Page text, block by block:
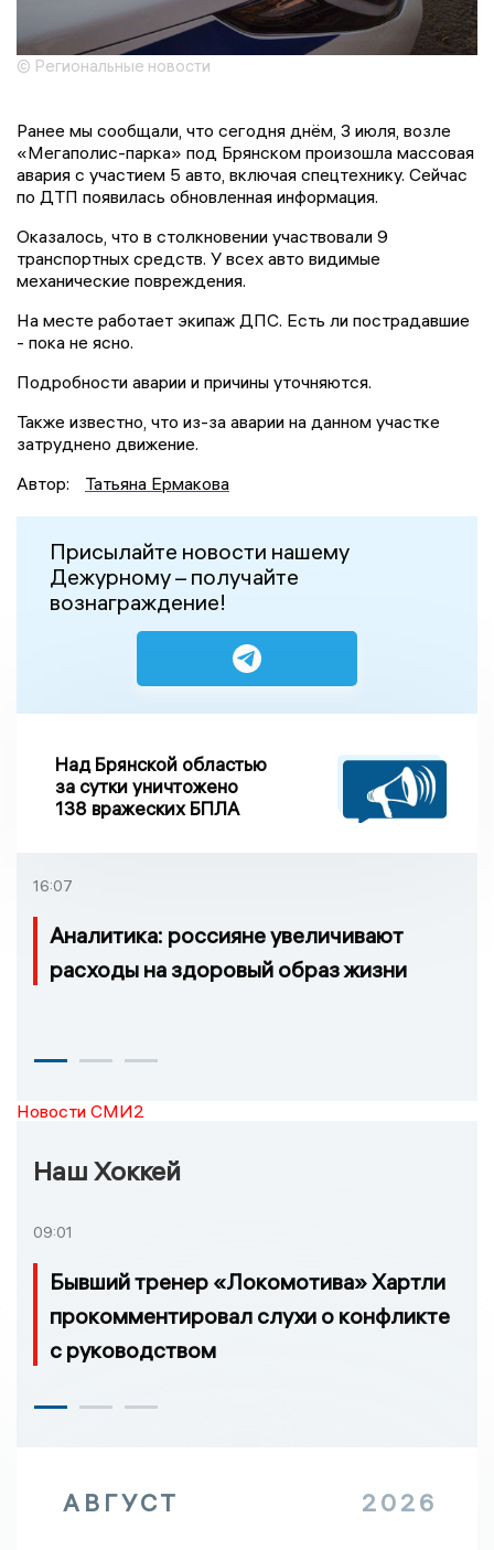
© Региональные новости
Ранее мы сообщали, что сегодня днём, 3 июля, возле
«Мегаполис-парка» под Брянском произошла массовая
авария с участием 5 авто, включая спецтехнику. Сейчас
по ДТП появилась обновленная информация.
Оказалось, что в столкновении участвовали 9
транспортных средств. У всех авто видимые
механические повреждения.
На месте работает экипаж ДПС. Есть ли пострадавшие
- пока не ясно.
Подробности аварии и причины уточняются.
Также известно, что из-за аварии на данном участке
затруднено движение.
Автор:
Татьяна Ермакова
Присылайте новости нашему
Дежурному – получайте
вознаграждение!
Над Брянской областью
за сутки уничтожено
138 вражеских БПЛА
16:07
Аналитика: россияне увеличивают
расходы на здоровый образ жизни
Новости СМИ2
Наш Хоккей
09:01
Бывший тренер «Локомотива» Хартли
прокомментировал слухи о конфликте
с руководством
АВГУСТ 2026